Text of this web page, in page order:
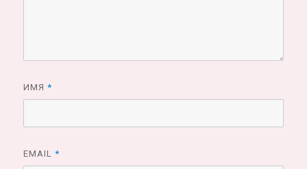
ИМЯ*
EMAIL*